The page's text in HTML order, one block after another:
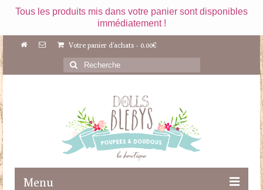
Tous les produits mis dans votre panier sont disponibles
immédiatement !
Votre panier d'achats - 0.00€
Rechercher
:
Menu